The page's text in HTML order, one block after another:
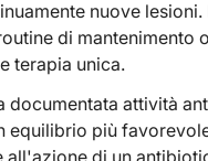
nuove
di mantenimento
terapia unica.
documentata attività
equilibrio più
all'azione di un